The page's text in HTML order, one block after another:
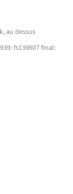
au dessus
fs139607 final: